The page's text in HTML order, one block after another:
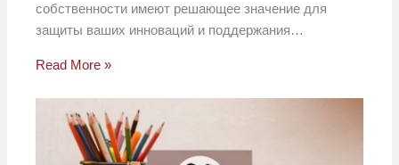
собственности имеют решающее значение для
защиты ваших инноваций и поддержания…
Read More »